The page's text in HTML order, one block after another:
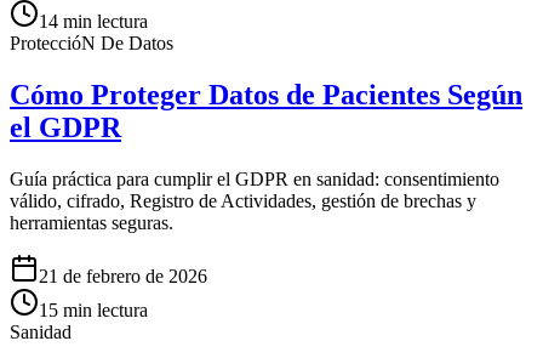
14 min lectura
ProteccióN De Datos
Cómo Proteger Datos de Pacientes Según
el GDPR
Guía práctica para cumplir el GDPR en sanidad: consentimiento
válido, cifrado, Registro de Actividades, gestión de brechas y
herramientas seguras.
21 de febrero de 2026
15 min lectura
Sanidad